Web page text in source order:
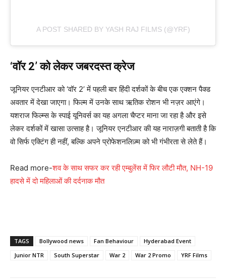
A POST SHARED BY YASH RAJ FILMS (@YRF)
‘वॉर 2’ को लेकर जबरदस्त क्रेज
जूनियर एनटीआर को ‘वॉर 2’ में पहली बार हिंदी दर्शकों के बीच एक एक्शन पैक्ड
अवतार में देखा जाएगा। फिल्म में उनके साथ ऋतिक रोशन भी नज़र आएंगे।
यशराज फिल्म्स के स्पाई यूनिवर्स का यह अगला चैप्टर माना जा रहा है और इसे
लेकर दर्शकों में खासा उत्साह है। जूनियर एनटीआर की यह नाराज़गी बताती है कि
वो सिर्फ एक्टिंग ही नहीं, बल्कि अपने प्रोफेशनलिज़्म को भी गंभीरता से लेते हैं।
Read more-शव के साथ सफर कर रही एम्बुलेंस में फिर लौटी मौत, NH-19
हादसे में दो महिलाओं की दर्दनाक मौत
TAGS Bollywood news Fan Behaviour
Hyderabad Event
Junior NTR
South Superstar War 2 War 2 Promo YRF Films